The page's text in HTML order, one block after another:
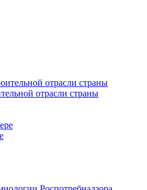
отрасли страны